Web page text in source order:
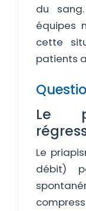
du
équipes
cette
patients
Le
Le
débit)